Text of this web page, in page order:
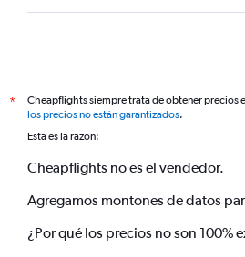
*
Cheapflights siempre trata de obtener precios
los precios no están garantizados.
Esta es la razón:
Cheapflights no es el vendedor.
Agregamos montones de datos
¿Por qué los precios no son 100%